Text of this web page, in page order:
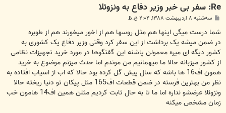
Re: سفر بی خبر وزیر دفاع به ونزوئلا
ت
سه‌شنبه ۸ اردیبهشت ۱۳۸۸, ۲:۰۴ ق.ظ
شما درست میگی اینها هم مثل روسها هم از اخور میخورند هم از طوبره
در ضمن میشه یک برداشت از این سفر کرد وقتی وزیر دفاع یک کشوری به
کشور دیگه ای میره معمولن پاشنه این گفتگوها در مورد خرید تجهیزات نظامی
از کشور میزبانه حالا ما میهمانیم من موندم اما حدث میزنم موضوع به خرید
همون اف16 ها باشه که سال پیش گل کرده بود حالا که اب از اسیاب افتاده به
نظر من بهترین فرسته در ضمن قطعات اف165 مثل پیکان تو دنیا ریخته حالا
ونزوئلا عرضشو نداره اما ما تا به حال ثابت کردیم مثلن همین اف14 هامون خب
زمان مشخص میکنه